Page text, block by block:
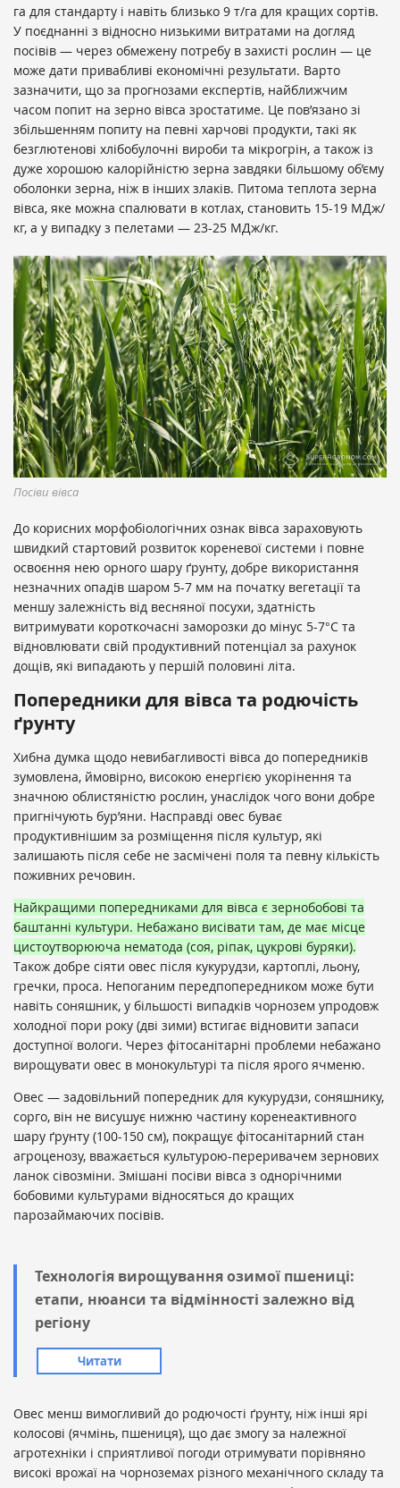
га для стандарту і навіть близько 9 т/га для кращих сортів.
У поєднанні з відносно низькими витратами на догляд
посівів — через обмежену потребу в захисті рослин — це
може дати привабливі економічні результати. Варто
зазначити, що за прогнозами експертів, найближчим
часом попит на зерно вівса зростатиме. Це пов’язано зі
збільшенням попиту на певні харчові продукти, такі як
безглютенові хлібобулочні вироби та мікрогрін, а також із
дуже хорошою калорійністю зерна завдяки більшому об’єму
оболонки зерна, ніж в інших злаків. Питома теплота зерна
вівса, яке можна спалювати в котлах, становить 15-19 МДж/
кг, а у випадку з пелетами — 23-25 ​​МДж/кг.
Посіви вівса
До корисних морфобіологічних ознак вівса зараховують
швидкий стартовий розвиток кореневої системи і повне
освоєння нею орного шару ґрунту, добре використання
незначних опадів шаром 5-7 мм на початку вегетації та
меншу залежність від весняної посухи, здатність
витримувати короткочасні заморозки до мінус 5-7°С та
відновлювати свій продуктивний потенціал за рахунок
дощів, які випадають у першій половині літа.
Попередники для вівса та родючість
ґрунту
Хибна думка щодо невибагливості вівса до попередників
зумовлена, ймовірно, високою енергією укорінення та
значною облистяністю рослин, унаслідок чого вони добре
пригнічують бур’яни. Насправді овес буває
продуктивнішим за розміщення після культур, які
залишають після себе не засмічені поля та певну кількість
поживних речовин.
Найкращими попередниками для вівса є зернобобові та
баштанні культури. Небажано висівати там, де має місце
цистоутворююча нематода (соя, ріпак, цукрові буряки).
Також добре сіяти овес після кукурудзи, картоплі, льону,
гречки, проса. Непоганим передпопередником може бути
навіть соняшник, у більшості випадків чорнозем упродовж
холодної пори року (дві зими) встигає відновити запаси
доступної вологи. Через фітосанітарні проблеми небажано
вирощувати овес в монокультурі та після ярого ячменю.
Овес — задовільний попередник для кукурудзи, соняшнику,
сорго, він не висушує нижню частину коренеактивного
шару ґрунту (100-150 см), покращує фітосанітарний стан
агроценозу, вважається культурою-переривачем зернових
ланок сівозміни. Змішані посіви вівса з однорічними
бобовими культурами відносяться до кращих
парозаймаючих посівів.
Технологія вирощування озимої пшениці:
етапи, нюанси та відмінності залежно від
регіону
Читати
Овес менш вимогливий до родючості ґрунту, ніж інші ярі
колосові (ячмінь, пшениця), що дає змогу за належної
агротехніки і сприятливої погоди отримувати порівняно
високі врожаї на чорноземах різного механічного складу та